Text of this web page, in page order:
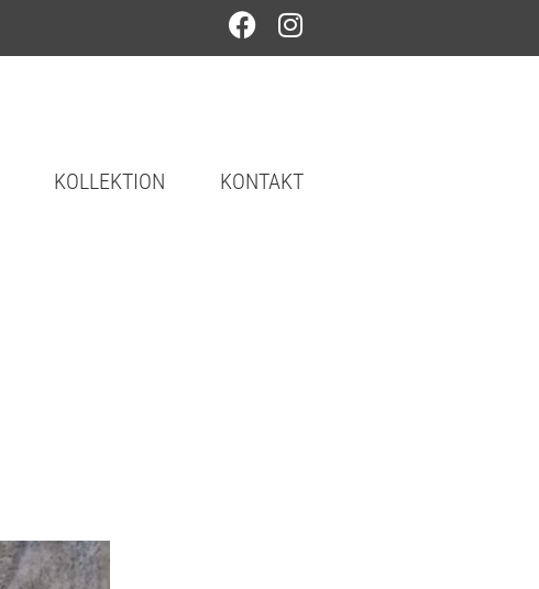
KOLLEKTION KONTAKT